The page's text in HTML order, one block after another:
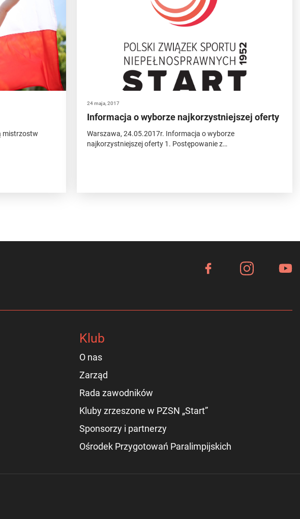
mistrzostw
24 maja, 2017
Informacja o wyborze najkorzystniejszej oferty
Warszawa, 24.05.2017r. Informacja o wyborze
najkorzystniejszej oferty 1. Postępowanie z…
Klub
O nas
Zarząd
Rada zawodników
Kluby zrzeszone w PZSN „Start”
Sponsorzy i partnerzy
Ośrodek Przygotowań Paralimpijskich